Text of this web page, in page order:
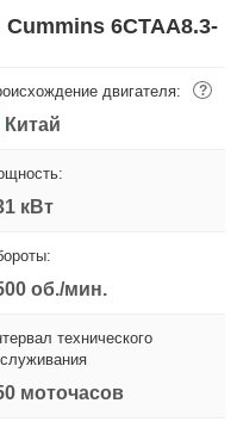
Cummins 6CTAA8.3-
двигателя: ?
Китай
кВт
об./мин.
технического
моточасов